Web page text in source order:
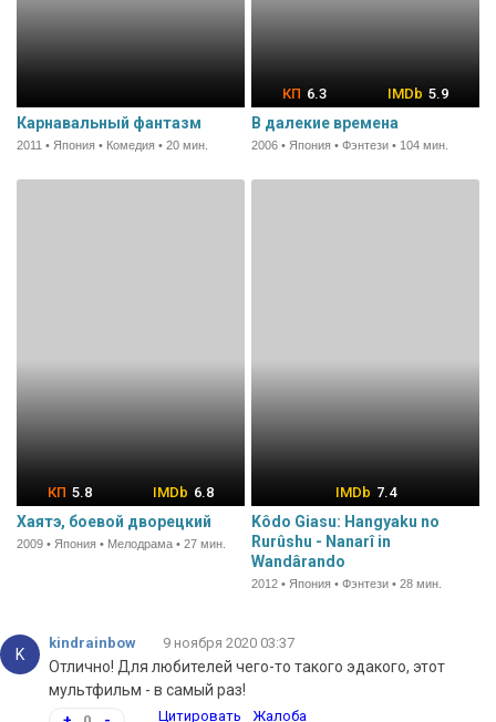
Карнавальный фантазм
2011 • Япония • Комедия • 20 мин.
6.3 5.9
В далекие времена
2006 • Япония • Фэнтези • 104 мин.
5.8 6.8
Хаятэ, боевой дворецкий
2009 • Япония • Мелодрама • 27 мин.
7.4
Kôdo Giasu: Hangyaku no
Rurûshu - Nanarî in
Wandârando
2012 • Япония • Фэнтези • 28 мин.
K
kindrainbow 9 ноября 2020 03:37
Отлично! Для любителей чего-то такого эдакого, этот
мультфильм - в самый раз!
Цитировать Жалоба